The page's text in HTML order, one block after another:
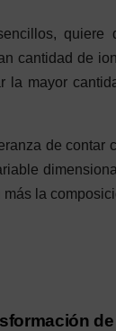
cantidad de
la mayor
de contar
la
de